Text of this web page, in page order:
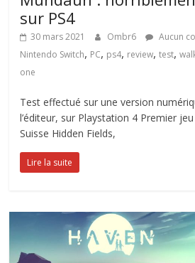
sur PS4
30 mars 2021 Ombr6 Aucun
Nintendo Switch, PC, ps4, review,test,
one
Test effectué sur une version
l’éditeur, sur Playstation 4 Premier
Suisse Hidden Fields,
Lire la suite